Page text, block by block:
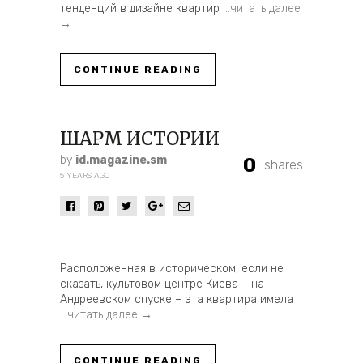
тенденций в дизайне квартир …читать далее
→
CONTINUE READING
ШАРМ ИСТОРИИ
by id.magazine.sm
5 YEARS AGO 0 shares
Расположенная в историческом, если не
сказать, культовом центре Киева – на
Андреевском спуске – эта квартира имела
…читать далее →